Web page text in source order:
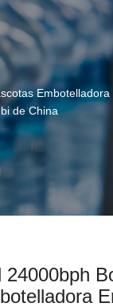
de China
24000bph